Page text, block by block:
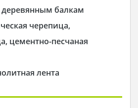
деревянным балкам
черепица,
цементно-песчаная
лента